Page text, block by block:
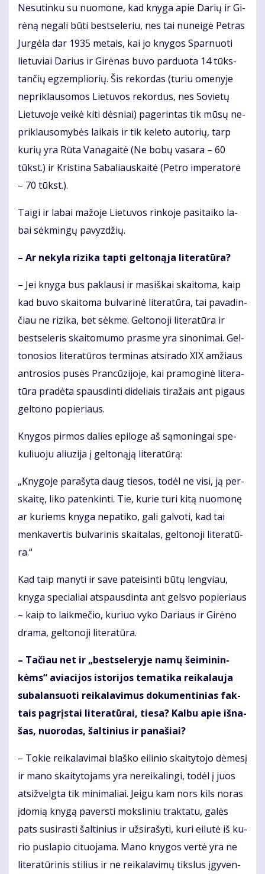
Ne­su­tin­ku su nuo­mo­ne, kad kny­ga apie Da­rių ir Gi­
rė­ną ne­ga­li bū­ti best­se­leriu, nes tai nu­nei­gė Pet­ras
Jur­gė­la dar 1935 me­tais, kai jo kny­gos Spar­nuo­ti
lie­tu­viai Da­rius ir Gi­rė­nas bu­vo par­duo­ta 14 tūks­
tan­čių eg­zem­plio­rių. Šis re­kor­das (tu­riu ome­ny­je
ne­pri­klau­so­mos Lie­tu­vos re­kor­dus, nes So­vie­tų
Lie­tu­vo­je vei­kė ki­ti dės­niai) pa­ge­rin­tas tik mū­sų ne­
pri­klau­so­my­bės lai­kais ir tik ke­le­to au­to­rių, tarp
ku­rių yra Rū­ta Va­na­gai­tė (Ne bo­bų va­sa­ra – 60
tūkst.) ir Kris­ti­na Sa­ba­liaus­kai­tė (Pet­ro im­pe­ra­to­rė
– 70 tūkst.).
Tai­gi ir la­bai ma­žo­je Lie­tu­vos rin­ko­je pa­si­tai­ko la­
bai sėk­min­gų pa­vyz­džių.
– Ar ne­ky­la ri­zi­ka tap­ti gel­to­ną­ja li­te­ra­tū­ra?
– Jei kny­ga bus pa­klau­si ir ma­siš­kai skai­to­ma, kaip
kad bu­vo skai­to­ma bul­va­ri­nė li­te­ra­tū­ra, tai pa­va­din­
čiau ne ri­zi­ka, bet sėk­me. Gel­to­no­ji li­te­ra­tū­ra ir
best­se­leris skai­to­mu­mo pras­me yra si­no­ni­mai. Gel­
to­no­sios li­te­ra­tū­ros ter­mi­nas at­si­ra­do XIX am­žiaus
ant­ro­sios pu­sės Pran­cū­zi­jo­je, kai pra­mo­gi­nė li­te­ra­
tū­ra pra­dė­ta spaus­din­ti di­de­liais ti­ra­žais ant pi­gaus
gel­to­no po­pie­riaus.
Kny­gos pir­mos da­lies epi­lo­ge aš są­mo­nin­gai spe­
ku­liuo­ju aliu­zi­ja į gel­to­ną­ją li­te­ra­tū­rą:
„Kny­go­je pa­ra­šy­ta daug tie­sos, to­dėl ne vi­si, ją per­
skai­tę, li­ko pa­ten­kin­ti. Tie, ku­rie tu­ri ki­tą nuo­mo­nę
ar ku­riems kny­ga ne­pa­ti­ko, ga­li gal­vo­ti, kad tai
men­ka­ver­tis bul­va­ri­nis skai­ta­las, gel­to­no­ji li­te­ra­tū­
ra.“
Kad taip ma­ny­ti ir sa­ve pa­tei­sin­ti bū­tų leng­viau,
kny­ga spe­cia­liai at­spaus­din­ta ant gels­vo po­pie­riaus
– kaip to laik­me­čio, ku­riuo vy­ko Da­riaus ir Gi­rė­no
dra­ma, gel­to­no­ji li­te­ra­tū­ra.
– Ta­čiau net ir „best­se­leryje na­mų šei­mi­nin­
kėms“ avia­ci­jos is­to­ri­jos te­ma­ti­ka rei­ka­lau­ja
su­ba­lan­suo­ti rei­ka­la­vi­mus do­ku­men­ti­nias fak­
tais pa­grįs­tai li­te­ra­tū­rai, tie­sa? Kal­bu apie iš­na­
šas, nuo­ro­das, šal­ti­nius ir pa­na­šiai?
– To­kie rei­ka­la­vi­mai blaš­ko ei­li­nio skai­ty­to­jo dė­me­sį
ir ma­no skai­ty­to­jams yra ne­rei­ka­lin­gi, to­dėl į juos
at­si­žvelg­ta tik mi­ni­ma­liai. Jei­gu kam nors kils no­ras
įdo­mią kny­gą pa­vers­ti moks­li­niu trak­ta­tu, ga­lės
pats su­si­ras­ti šal­ti­nius ir už­si­ra­šy­ti, ku­ri ei­lu­tė iš ku­
rio pus­la­pio ci­tuo­ja­ma. Ma­no kny­gos ver­tė yra ne
li­te­ra­tū­ri­nis sti­lius ir ne rei­ka­la­vi­mų tiks­lus įgy­ven­